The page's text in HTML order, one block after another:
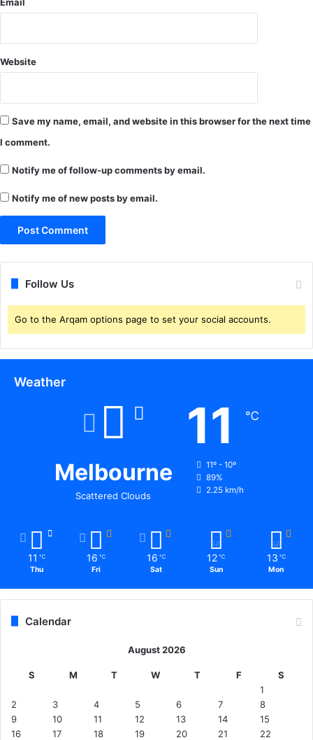
री
पु
म
गि
फ्ता
क
र
मे
ल
Website
Save my name, email, and website in this browser for the next time
I comment.
Notify me of follow-up comments by email.
Notify me of new posts by email.
Follow Us
Go to the Arqam options page to set your social accounts.
Weather
Melbourne
Scattered Clouds
11 ℃
11º - 10º
89%
2.25 km/h
11 ℃
Thu
16 ℃
Fri
16 ℃
Sat
12 ℃
Sun
13 ℃
Mon
Calendar
August 2026
S M T W T F
S
1
2
3 4 5 6 7
8
9
10 11 12 13 14
15
16
17 18 19 20 21
22